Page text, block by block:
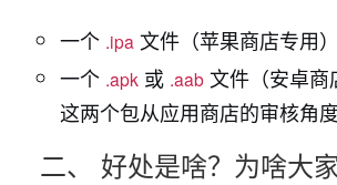
一个 .ipa 文件（苹果商店专用）
一个 .apk 或 .aab 文件（安卓商
这两个包从应用商店的审核角
二、 好处是啥？为啥大